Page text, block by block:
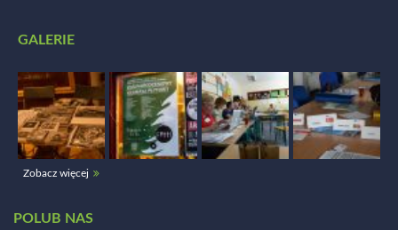
GALERIE
Zobacz więcej
POLUB NAS